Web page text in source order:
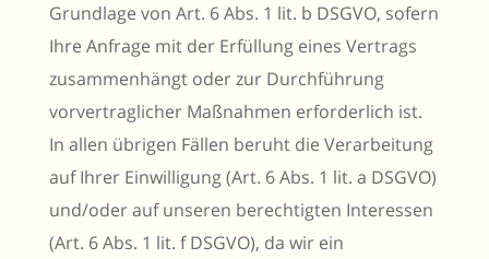
Grundlage von Art. 6 Abs. 1 lit. b DSGVO, sofern
Ihre Anfrage mit der Erfüllung eines Vertrags
zusammenhängt oder zur Durchführung
vorvertraglicher Maßnahmen erforderlich ist.
In allen übrigen Fällen beruht die Verarbeitung
auf Ihrer Einwilligung (Art. 6 Abs. 1 lit. a DSGVO)
und/oder auf unseren berechtigten Interessen
(Art. 6 Abs. 1 lit. f DSGVO), da wir ein